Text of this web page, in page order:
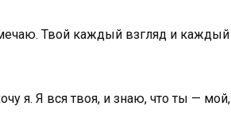
Твой каждый взгляд и каждый
я. Я вся твоя, и знаю, что ты — мой,